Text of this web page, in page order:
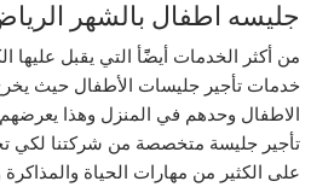
جليسه اطفال بالشهر
من أكثر الخدمات أيضًًأ التي يقبل عليها
خدمات تأجير جليسات الأطفال حيث يخرج
الاطفال وحدهم في المنزل وهذا
تأجير جليسة متخصصة من شركتنا لكي
على الكثير من مهارات الحياة